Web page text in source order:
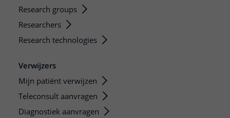
Research groups
Researchers
Research technologies
Verwijzers
Mijn patiënt verwijzen
Teleconsult aanvragen
Diagnostiek aanvragen